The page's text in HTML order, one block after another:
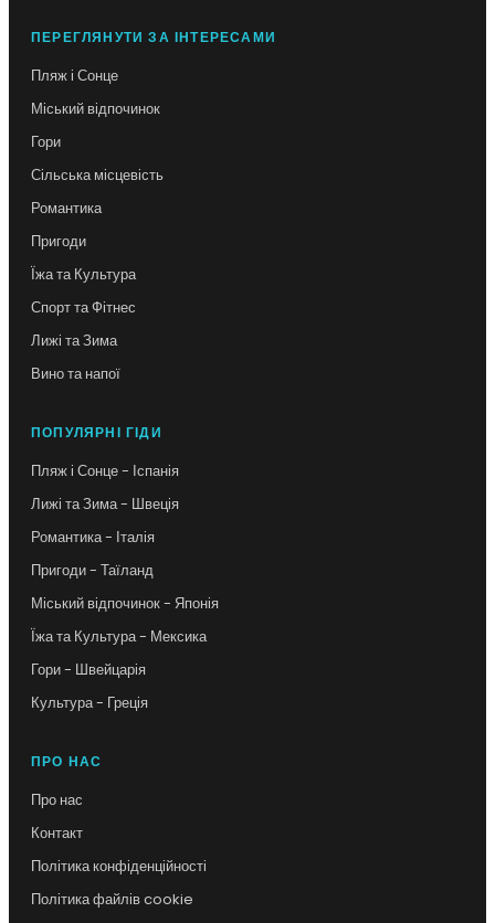
ПЕРЕГЛЯНУТИ ЗА ІНТЕРЕСАМИ
Пляж і Сонце
Міський відпочинок
Гори
Сільська місцевість
Романтика
Пригоди
Їжа та Культура
Спорт та Фітнес
Лижі та Зима
Вино та напої
ПОПУЛЯРНІ ГІДИ
Пляж і Сонце - Іспанія
Лижі та Зима - Швеція
Романтика - Італія
Пригоди - Таїланд
Міський відпочинок - Японія
Їжа та Культура - Мексика
Гори - Швейцарія
Культура - Греція
ПРО НАС
Про нас
Контакт
Політика конфіденційності
Політика файлів cookie